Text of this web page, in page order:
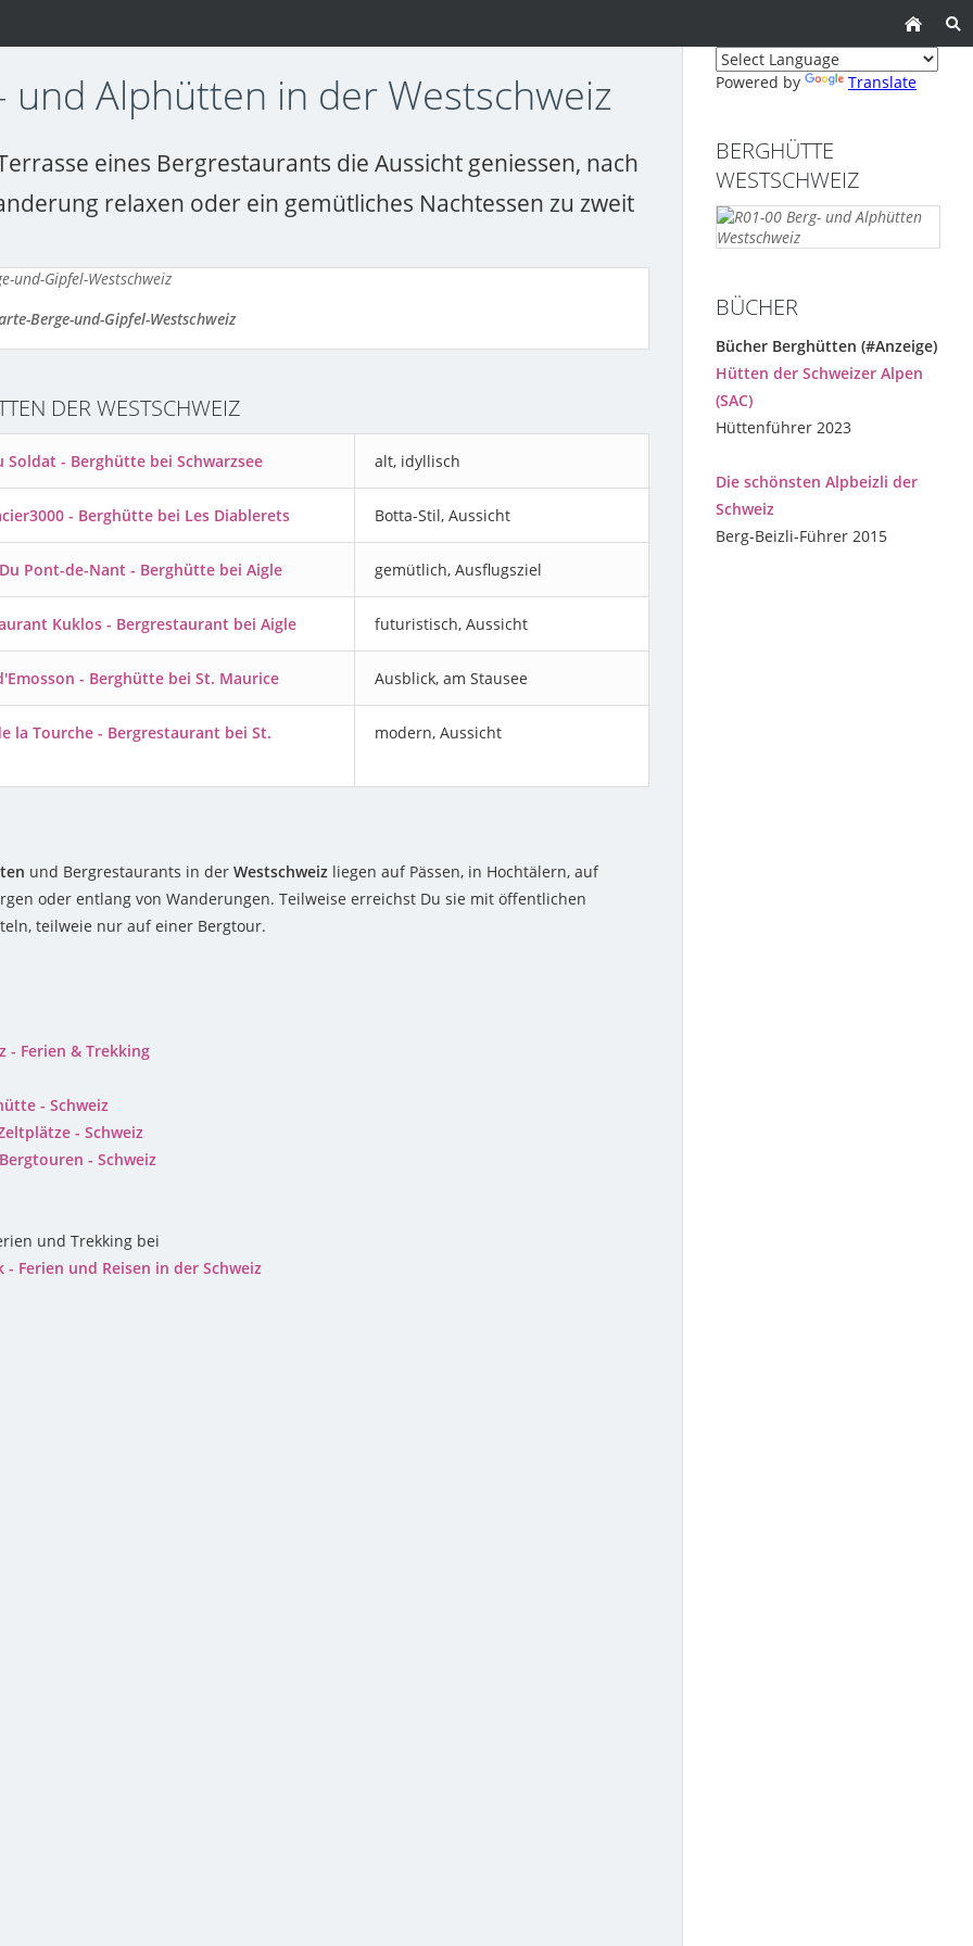
und Alphütten in der Westschweiz
eines Bergrestaurants die Aussicht geniessen, nach
relaxen oder ein gemütliches Nachtessen zu zweit
Berge-und-Gipfel-Westschweiz
DER WESTSCHWEIZ
Soldat - Berghütte bei Schwarzsee alt, idyllisch
- Berghütte bei Les Diablerets Botta-Stil, Aussicht
Pont-de-Nant - Berghütte bei Aigle gemütlich, Ausflugsziel
Kuklos - Bergrestaurant bei Aigle futuristisch, Aussicht
- Berghütte bei St. Maurice Ausblick, am Stausee
la Tourche - Bergrestaurant bei St.
modern, Aussicht
und Bergrestaurants in der Westschweiz liegen auf Pässen, in Hochtälern, auf
oder entlang von Wanderungen. Teilweise erreichst Du sie mit öffentlichen
teilweie nur auf einer Bergtour.
- Ferien & Trekking
- Schweiz
- Schweiz
- Schweiz
und Trekking bei
- Ferien und Reisen in der Schweiz
Powered by Translate
BERGHÜTTE
WESTSCHWEIZ
BÜCHER
Bücher Berghütten (#Anzeige)
Hütten der Schweizer Alpen
(SAC)
Hüttenführer 2023
Die schönsten Alpbeizli der
Schweiz
Berg-Beizli-Führer 2015